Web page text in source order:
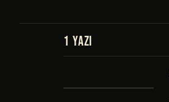
1 YAZI